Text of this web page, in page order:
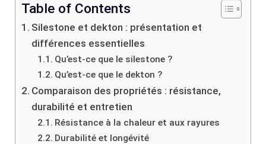
Table of Contents
Silestone et dekton : présentation et
différences essentielles
Qu’est-ce que le silestone ?
Qu’est-ce que le dekton ?
Comparaison des propriétés : résistance,
durabilité et entretien
Résistance à la chaleur et aux rayures
Durabilité et longévité